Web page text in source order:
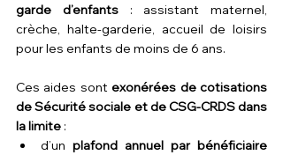
garde d’enfants : assistant maternel,
crèche, halte-garderie, accueil de loisirs
pour les enfants de moins de 6 ans.
Ces aides sont exonérées de cotisations
de Sécurité sociale et de CSG-CRDS dans
la limite :
d’un plafond annuel par bénéficiaire